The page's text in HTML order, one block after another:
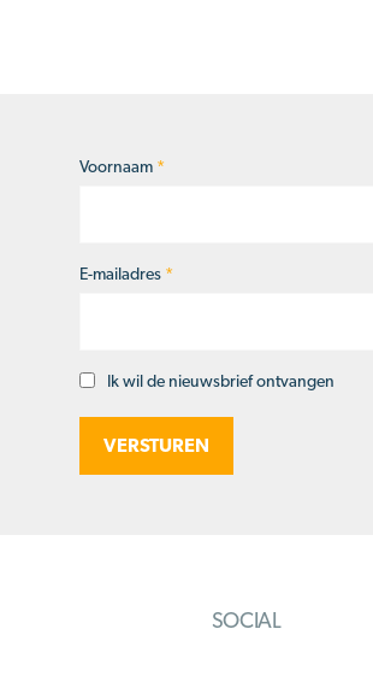
Naam*
Voornaam *
E-mailadres *
Opt-Ik wil de nieuwsbrief ontvangen
SOCIAL